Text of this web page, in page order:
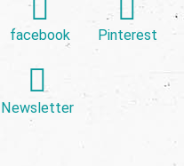
facebook Pinterest
Newsletter